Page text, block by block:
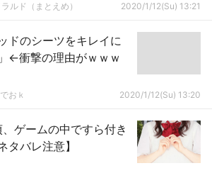
ルド（まとえめ） 2020/1/12(Su) 13:21
ドのシーツをキレイに
←衝撃の理由がｗｗｗ
おｋ 2020/1/12(Su) 13:20
、ゲームの中ですら付き
タバレ注意】